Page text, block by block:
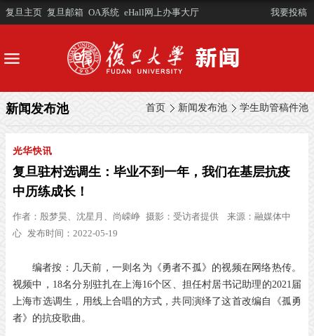
复旦主页 复旦邮箱 OA系统 eHall网上办事大厅 我要投稿
首页 新闻发布池 学生助管稿件池
新闻发布池
光华快讯
复旦驻村选调生：毕业不到一年，我们在基层抗疫
中历练成长！
作者： 殷梦昊、沈星月、尚嵘峥 摄影： 受访者提供 来源： 融媒体中
心 发布时间：2022-05-19
编者按：几天前，一则名为《勇者不孤》的视频在网络热传。
视频中，18名分别驻扎在上海16个区、担任村居书记助理的2021届
上海市选调生，用线上合唱的方式，共同演绎了这首改编自《孤勇
者》的抗疫歌曲。